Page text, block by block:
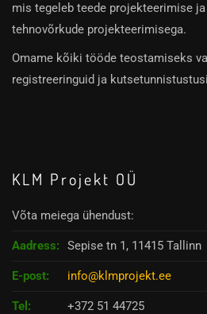
mis tegeleb teede projekteerimise
tehnovõrkude projekteerimisega.
Omame kõiki tööde teostamiseks
registreeringuid ja
KLM Projekt OÜ
Võta meiega ühendust:
Aadress: Sepise tn 1, 11415 Tallinn
E-post: info@klmprojekt.ee
Tel: +372 51 44725